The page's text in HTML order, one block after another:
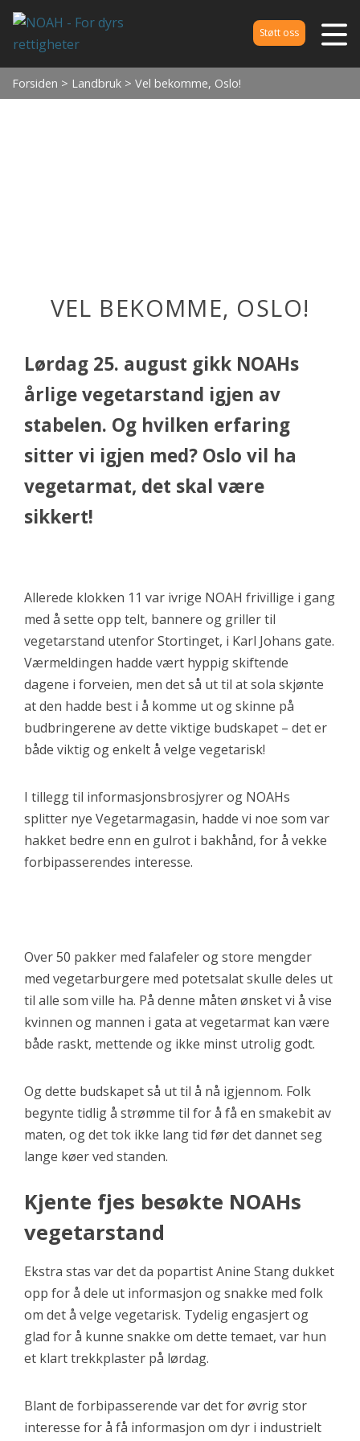
Støtt oss
Forsiden > Landbruk > Vel bekomme, Oslo!
VEL BEKOMME, OSLO!
Lørdag 25. august gikk NOAHs
årlige vegetarstand igjen av
stabelen. Og hvilken erfaring
sitter vi igjen med? Oslo vil ha
vegetarmat, det skal være
sikkert!
Allerede klokken 11 var ivrige NOAH frivillige i gang
med å sette opp telt, bannere og griller til
vegetarstand utenfor Stortinget, i Karl Johans gate.
Værmeldingen hadde vært hyppig skiftende
dagene i forveien, men det så ut til at sola skjønte
at den hadde best i å komme ut og skinne på
budbringerene av dette viktige budskapet – det er
både viktig og enkelt å velge vegetarisk!
I tillegg til informasjonsbrosjyrer og NOAHs
splitter nye Vegetarmagasin, hadde vi noe som var
hakket bedre enn en gulrot i bakhånd, for å vekke
forbipasserendes interesse.
Over 50 pakker med falafeler og store mengder
med vegetarburgere med potetsalat skulle deles ut
til alle som ville ha. På denne måten ønsket vi å vise
kvinnen og mannen i gata at vegetarmat kan være
både raskt, mettende og ikke minst utrolig godt.
Og dette budskapet så ut til å nå igjennom. Folk
begynte tidlig å strømme til for å få en smakebit av
maten, og det tok ikke lang tid før det dannet seg
lange køer ved standen.
Kjente fjes besøkte NOAHs
vegetarstand
Ekstra stas var det da popartist Anine Stang dukket
opp for å dele ut informasjon og snakke med folk
om det å velge vegetarisk. Tydelig engasjert og
glad for å kunne snakke om dette temaet, var hun
et klart trekkplaster på lørdag.
Blant de forbipasserende var det for øvrig stor
interesse for å få informasjon om dyr i industrielt